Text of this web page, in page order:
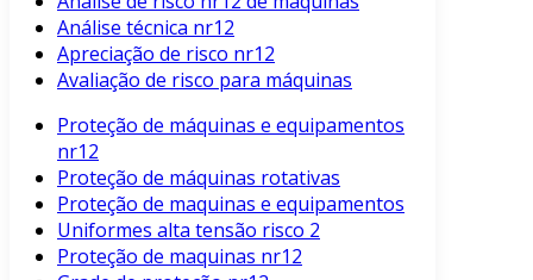
Análise técnica nr12
Apreciação de risco nr12
Avaliação de risco para máquinas
Proteção de máquinas e equipamentos
nr12
Proteção de máquinas rotativas
Proteção de maquinas e equipamentos
Uniformes alta tensão risco 2
Proteção de maquinas nr12